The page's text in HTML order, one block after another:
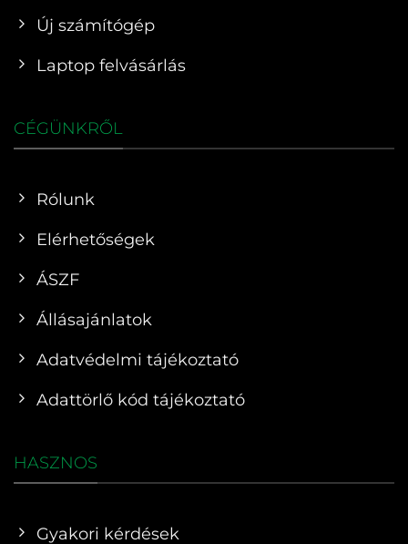
Új számítógép
Laptop felvásárlás
CÉGÜNKRŐL
Rólunk
Elérhetőségek
ÁSZF
Állásajánlatok
Adatvédelmi tájékoztató
Adattörlő kód tájékoztató
HASZNOS
Gyakori kérdések